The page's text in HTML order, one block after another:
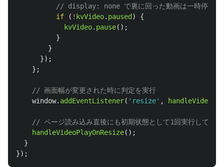
// display: none で裏に回った動画は一時停止（
if
( ! kvVideo. paused )
{
kvVideo. pause();
}
}
});
};
// 画面幅が変更された時に判定を実行
window. addEventListener( ' resize' ,
// ページ読み込み直後にも初期状態として1回実行しておく
handleVideoPlayOnResize();
}
});